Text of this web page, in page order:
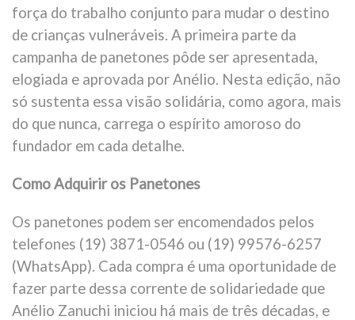
força do trabalho conjunto para mudar o destino
de crianças vulneráveis. A primeira parte da
campanha de panetones pôde ser apresentada,
elogiada e aprovada por Anélio. Nesta edição, não
só sustenta essa visão solidária, como agora, mais
do que nunca, carrega o espírito amoroso do
fundador em cada detalhe.
Como Adquirir os Panetones
Os panetones podem ser encomendados pelos
telefones (19) 3871-0546 ou (19) 99576-6257
(WhatsApp). Cada compra é uma oportunidade de
fazer parte dessa corrente de solidariedade que
Anélio Zanuchi iniciou há mais de três décadas, e